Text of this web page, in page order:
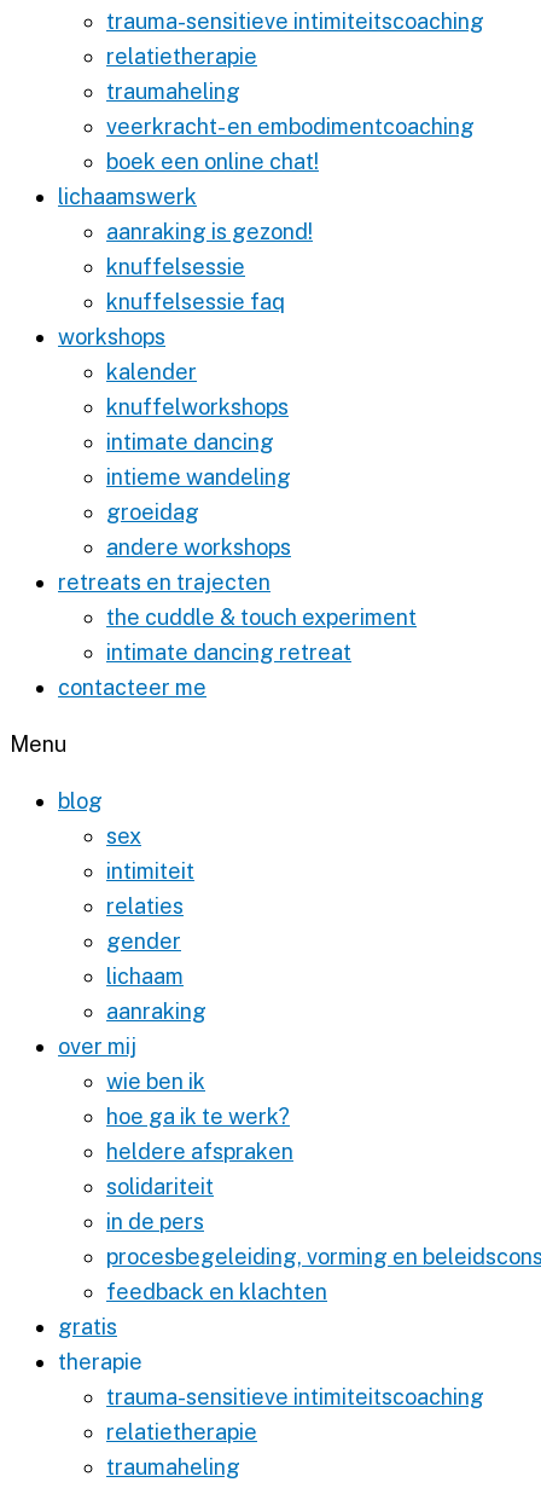
trauma-sensitieve intimiteitscoaching
relatietherapie
traumaheling
veerkracht- en embodimentcoaching
boek een online chat!
lichaamswerk
aanraking is gezond!
knuffelsessie
knuffelsessie faq
workshops
kalender
knuffelworkshops
intimate dancing
intieme wandeling
groeidag
andere workshops
retreats en trajecten
the cuddle & touch experiment
intimate dancing retreat
contacteer me
Menu
blog
sex
intimiteit
relaties
gender
lichaam
aanraking
over mij
wie ben ik
hoe ga ik te werk?
heldere afspraken
solidariteit
in de pers
procesbegeleiding, vorming en
feedback en klachten
gratis
therapie
trauma-sensitieve intimiteitscoaching
relatietherapie
traumaheling